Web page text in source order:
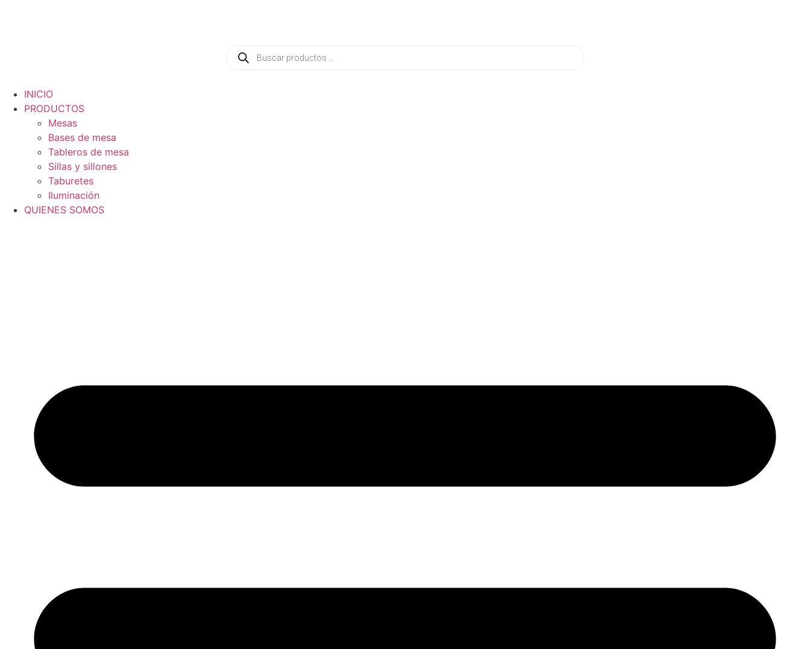
INICIO
PRODUCTOS
Mesas
Bases de mesa
Tableros de mesa
Sillas y sillones
Taburetes
Iluminación
QUIENES SOMOS